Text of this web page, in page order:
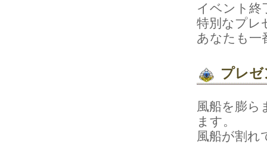
イベント終
特別なプレ
あなたも一
プレ
風船を膨ら
ます。
風船が割れ